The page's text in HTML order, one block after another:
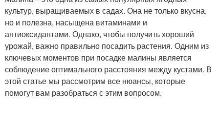
культур, выращиваемых в садах. Она не только вкусна,
но и полезна, насыщена витаминами и
антиоксидантами. Однако, чтобы получить хороший
урожай, важно правильно посадить растения. Одним из
ключевых моментов при посадке малины является
соблюдение оптимального расстояния между кустами. В
этой статье мы рассмотрим все нюансы, которые
помогут вам разобраться с этим вопросом.